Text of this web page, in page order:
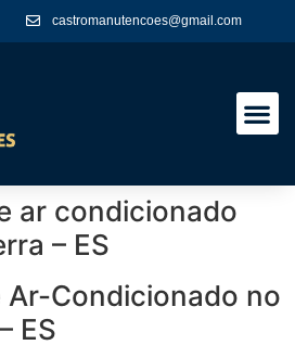
castromanutencoes@gmail.com
ar condicionado
– ES
Ar-Condicionado no
ES